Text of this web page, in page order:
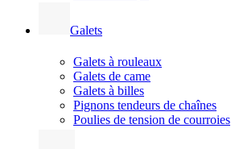
Galets
Galets à rouleaux
Galets de came
Galets à billes
Pignons tendeurs de chaînes
Poulies de tension de courroies